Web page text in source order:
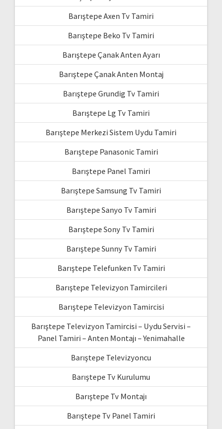
Barıştepe Axen Tv Tamiri
Barıştepe Beko Tv Tamiri
Barıştepe Çanak Anten Ayarı
Barıştepe Çanak Anten Montaj
Barıştepe Grundig Tv Tamiri
Barıştepe Lg Tv Tamiri
Barıştepe Merkezi Sistem Uydu Tamiri
Barıştepe Panasonic Tamiri
Barıştepe Panel Tamiri
Barıştepe Samsung Tv Tamiri
Barıştepe Sanyo Tv Tamiri
Barıştepe Sony Tv Tamiri
Barıştepe Sunny Tv Tamiri
Barıştepe Telefunken Tv Tamiri
Barıştepe Televizyon Tamircileri
Barıştepe Televizyon Tamircisi
Barıştepe Televizyon Tamircisi – Uydu Servisi –
Panel Tamiri – Anten Montajı – Yenimahalle
Barıştepe Televizyoncu
Barıştepe Tv Kurulumu
Barıştepe Tv Montajı
Barıştepe Tv Panel Tamiri